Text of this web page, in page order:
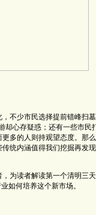
不少市民选择提前错峰扫
却心存疑惑；还有一些市民
多的人则持观望态度。那
统内涵值得我们挖掘再发
为读者解读第一个清明三
如何培养这个新市场。